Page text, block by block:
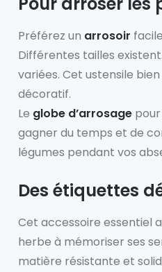
Préférez un arrosoir
Différentes tailles
variées. Cet ustensile
décoratif.
Le globe d’arrosage
gagner du temps et de
légumes pendant vos
Des étiquettes
Cet accessoire essentiel
herbe à mémoriser ses
matière résistante et